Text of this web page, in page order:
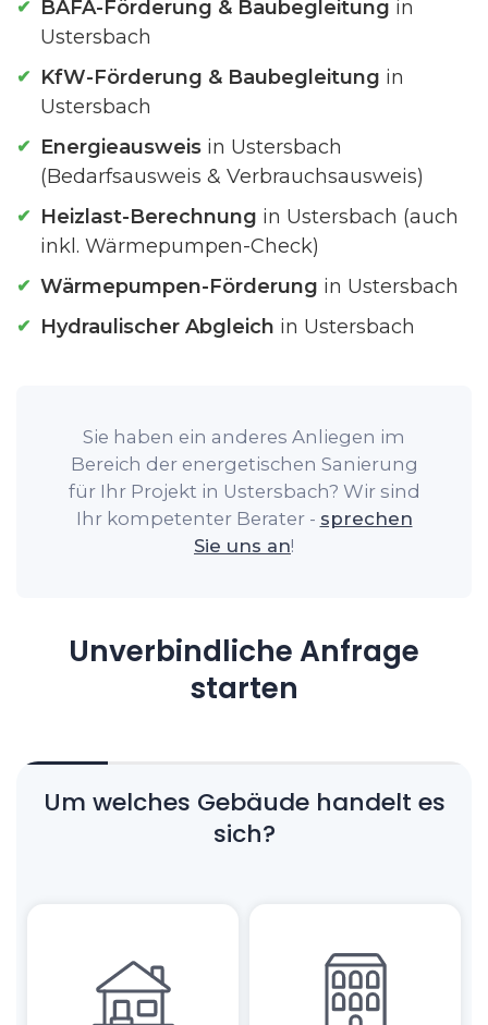
BAFA-Förderung & Baubegleitung in
Ustersbach
KfW-Förderung & Baubegleitung in
Ustersbach
Energieausweis in Ustersbach
(Bedarfsausweis & Verbrauchsausweis)
Heizlast-Berechnung in Ustersbach (auch
inkl. Wärmepumpen-Check)
Wärmepumpen-Förderung in Ustersbach
Hydraulischer Abgleich in Ustersbach
Sie haben ein anderes Anliegen im
Bereich der energetischen Sanierung
für Ihr Projekt in Ustersbach? Wir sind
Ihr kompetenter Berater - sprechen
Sie uns an!
Unverbindliche Anfrage
starten